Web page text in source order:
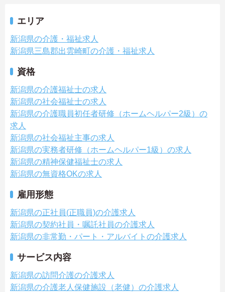
エリア
新潟県の介護・福祉求人
新潟県三島郡出雲崎町の介護・福祉求人
資格
新潟県の介護福祉士の求人
新潟県の社会福祉士の求人
新潟県の介護職員初任者研修（ホームヘルパー2級）の
求人
新潟県の社会福祉主事の求人
新潟県の実務者研修（ホームヘルパー1級）の求人
新潟県の精神保健福祉士の求人
新潟県の無資格OKの求人
雇用形態
新潟県の正社員(正職員)の介護求人
新潟県の契約社員・嘱託社員の介護求人
新潟県の非常勤・パート・アルバイトの介護求人
サービス内容
新潟県の訪問介護の介護求人
新潟県の介護老人保健施設（老健）の介護求人